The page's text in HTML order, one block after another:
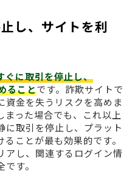
し、サイトを利
ぐに取引を停止し、
ることです。詐欺サイトで
資金を失うリスクを高めま
まった場合でも、これ以上
に取引を停止し、プラット
ことが最も効果的です。
アし、関連するログイン情
す。